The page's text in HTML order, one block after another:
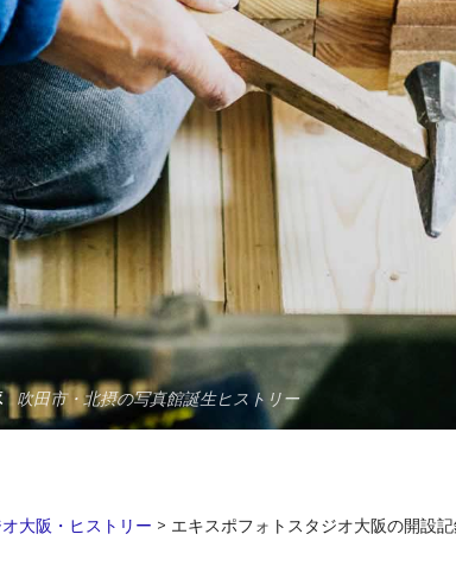
吹田市・北摂の写真館誕生ヒストリー
大阪・ヒストリー > エキスポフォトスタジオ大阪の開設